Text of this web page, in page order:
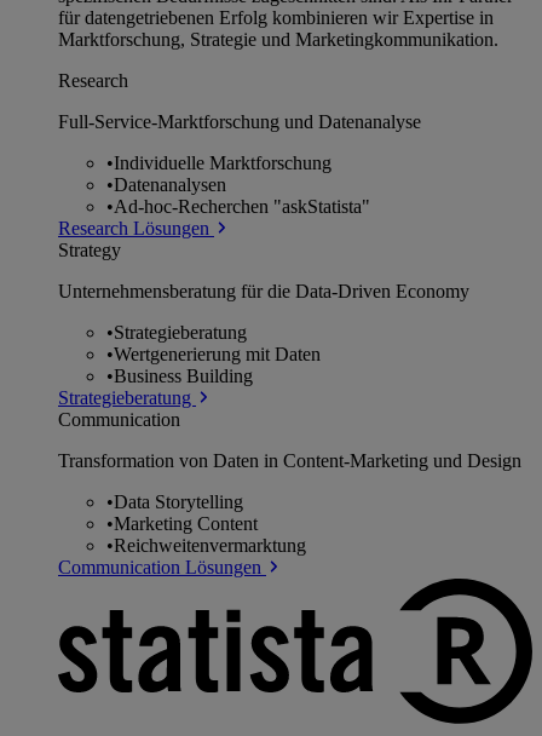
für datengetriebenen Erfolg kombinieren wir Expertise in
Marktforschung, Strategie und Marketingkommunikation.
Research
Full-Service-Marktforschung und Datenanalyse
•Individuelle Marktforschung
•Datenanalysen
•Ad-hoc-Recherchen "askStatista"
Research Lösungen
Strategy
Unternehmens­beratung für die Data-Driven Economy
•Strategieberatung
•Wertgenerierung mit Daten
•Business Building
Strategieberatung
Communication
Transformation von Daten in Content-Marketing und Design
•Data Storytelling
•Marketing Content
•Reichweitenvermarktung
Communication Lösungen